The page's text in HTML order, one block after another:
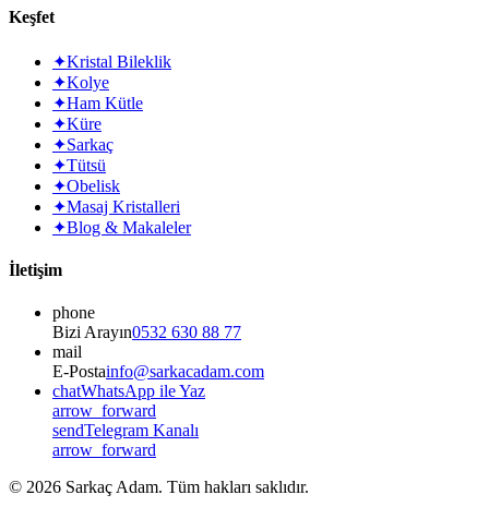
Keşfet
✦Kristal Bileklik
✦Kolye
✦Ham Kütle
✦Küre
✦Sarkaç
✦Tütsü
✦Obelisk
✦Masaj Kristalleri
✦Blog & Makaleler
İletişim
phone
Bizi Arayın0532 630 88 77
mail
E-Postainfo@sarkacadam.com
chatWhatsApp ile Yaz
arrow_forward
sendTelegram Kanalı
arrow_forward
© 2026 Sarkaç Adam. Tüm hakları saklıdır.